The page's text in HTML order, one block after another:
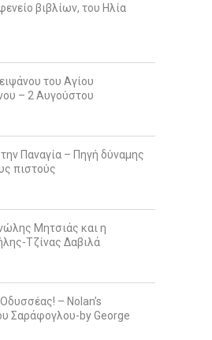
βιβλίων, του Ηλία
του Αγίου
– 2 Αυγούστου
Παναγία – Πηγή δύναμης
πιστούς
Μητσιάς και η
Τζίνας Δαβιλά
– Nolan’s
Σαράφογλου-by George